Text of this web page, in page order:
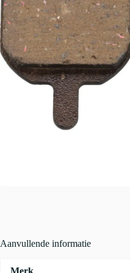
Aanvullende informatie
Merk